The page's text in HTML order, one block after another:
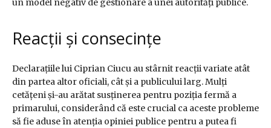
un model negativ de gestionare a unei autorități publice.
Reacții și consecințe
Declarațiile lui Ciprian Ciucu au stârnit reacții variate atât
din partea altor oficiali, cât și a publicului larg. Mulți
cetățeni și-au arătat susținerea pentru poziția fermă a
primarului, considerând că este crucial ca aceste probleme
să fie aduse în atenția opiniei publice pentru a putea fi